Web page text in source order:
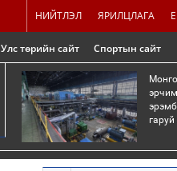
НИЙТЛЭЛ ЯРИЛЦЛАГА
Улс төрийн сайт Спортын сайт